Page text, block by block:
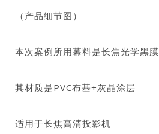
（产品细节图）
本次案例所用幕料是长焦光学黑膜
其材质是PVC布基+灰晶涂层
适用于长焦高清投影机